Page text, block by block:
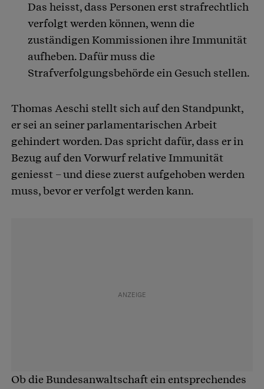
Das heisst, dass Personen erst strafrechtlich
verfolgt werden können, wenn die
zuständigen Kommissionen ihre Immunität
aufheben. Dafür muss die
Strafverfolgungsbehörde ein Gesuch stellen.
Thomas Aeschi stellt sich auf den Standpunkt,
er sei an seiner parlamentarischen Arbeit
gehindert worden. Das spricht dafür, dass er in
Bezug auf den Vorwurf relative Immunität
geniesst – und diese zuerst aufgehoben werden
muss, bevor er verfolgt werden kann.
Ob die Bundesanwaltschaft ein entsprechendes